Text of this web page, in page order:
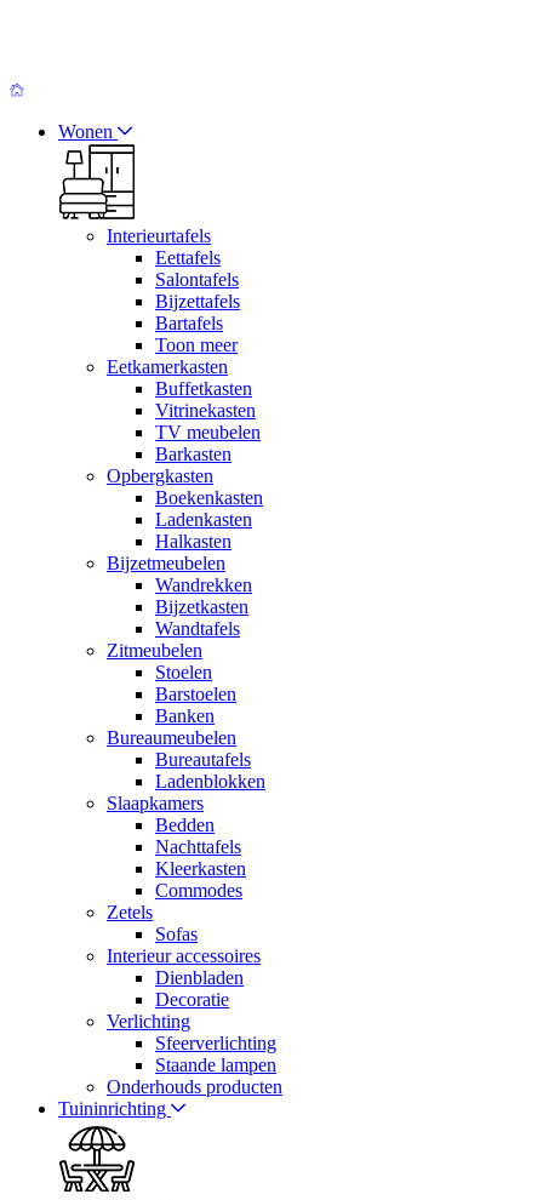
Wonen
Interieurtafels
Eettafels
Salontafels
Bijzettafels
Bartafels
Toon meer
Eetkamerkasten
Buffetkasten
Vitrinekasten
TV meubelen
Barkasten
Opbergkasten
Boekenkasten
Ladenkasten
Halkasten
Bijzetmeubelen
Wandrekken
Bijzetkasten
Wandtafels
Zitmeubelen
Stoelen
Barstoelen
Banken
Bureaumeubelen
Bureautafels
Ladenblokken
Slaapkamers
Bedden
Nachttafels
Kleerkasten
Commodes
Zetels
Sofas
Interieur accessoires
Dienbladen
Decoratie
Verlichting
Sfeerverlichting
Staande lampen
Onderhouds producten
Tuininrichting